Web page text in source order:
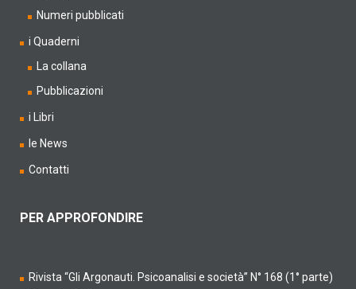
Numeri pubblicati
i Quaderni
La collana
Pubblicazioni
i Libri
le News
Contatti
PER APPROFONDIRE
Rivista “Gli Argonauti. Psicoanalisi e società” N° 168 (1° parte)